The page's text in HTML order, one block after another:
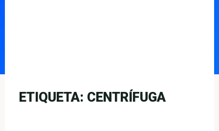
ETIQUETA: CENTRÍFUGA